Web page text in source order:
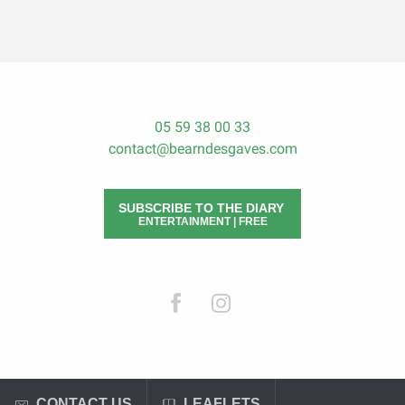
05 59 38 00 33
contact@bearndesgaves.com
SUBSCRIBE TO THE DIARY
ENTERTAINMENT | FREE